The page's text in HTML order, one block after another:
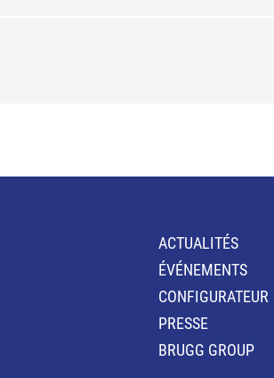
ACTUALITÉS
ÉVÉNEMENTS
CONFIGURATEUR
PRESSE
BRUGG GROUP